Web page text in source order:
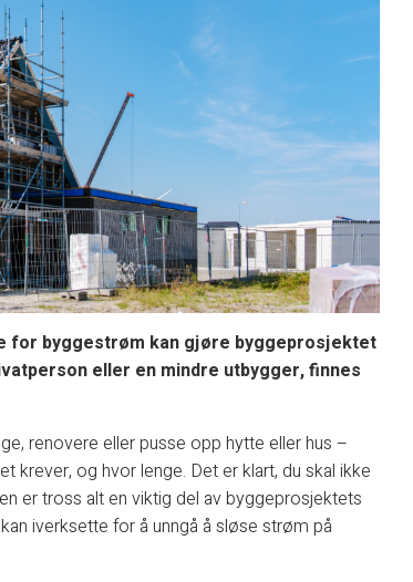
for byggestrøm kan gjøre byggeprosjektet
eller en mindre utbygger, finnes
renovere eller pusse opp hytte eller hus –
og hvor lenge. Det er klart, du skal ikke
er tross alt en viktig del av byggeprosjektets
iverksette for å unngå å sløse strøm på